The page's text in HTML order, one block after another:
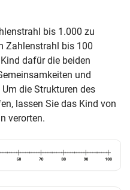
bis 1.000 zu
Zahlenstrahl bis 100
dafür die beiden
und
die Strukturen des
lassen Sie das Kind von
verorten.